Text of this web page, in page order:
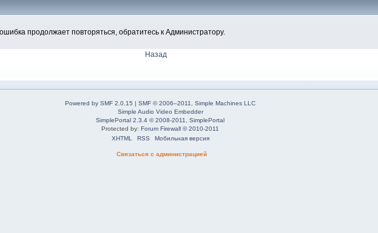
продолжает повторяться, обратитесь к Администратору.
Назад
Powered by SMF 2.0.15 |SMF © 2006–2011, Simple Machines LLC
Simple Audio Video Embedder
SimplePortal 2.3.4 © 2008-2011, SimplePortal
Protected by:Forum Firewall © 2010-2011
XHTML
RSS Мобильная версия
Связаться с администрацией